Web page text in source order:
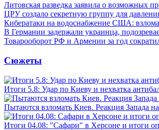
Литовская разведка заявила о возможных
ЦРУ создало секретную группу для
Кибератаки на водоснабжение США:
В Германии задержали украинца,
Товарооборот РФ и Армении за год
Сюжеты
Итоги 5.8: Удар по Киеву и нехватка
Пытаются взломать Киев. Реакция Запада
Итоги 04.08: "Сафари" в Херсоне и итоги